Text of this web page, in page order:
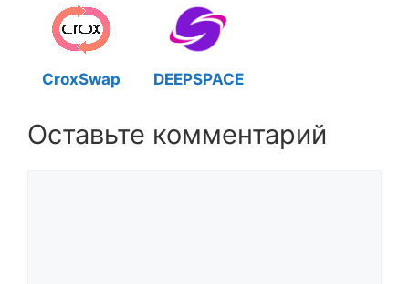
CroxSwap DEEPSPACE
Оставьте комментарий